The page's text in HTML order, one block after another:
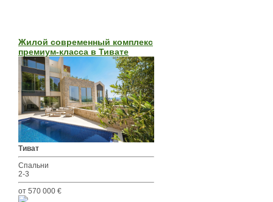
Жилой современный комплекс
премиум-класса в Тивате
Тиват
Спальни
2-3
от 570 000 €